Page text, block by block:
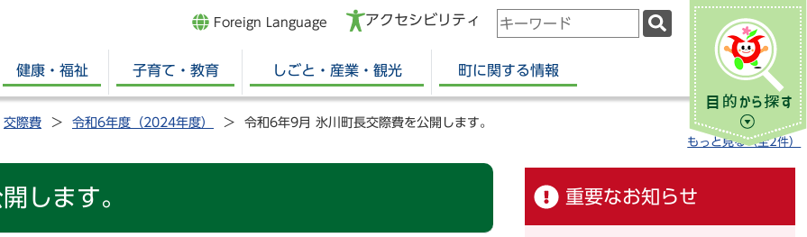
Foreign Language アクセシビリティ
検
キ
ー
健康・福祉 子育て・教育 しごと・産業・観光 町に関する情報
交際費 令和6年度（2024年度） 令和6年9月 氷川町長交際費を公開します。
もっと見る（全2件）
します。 重要なお知らせ